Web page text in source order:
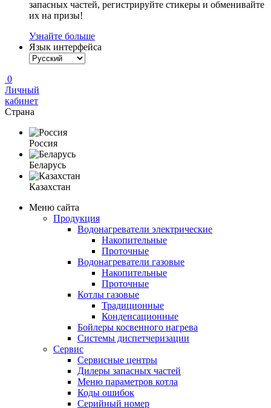
запасных частей, регистрируйте стикеры и обменивайте
их на призы!
Узнайте больше
Язык интерфейса
0
Личный
кабинет
Страна
Россия
Беларусь
Казахстан
Меню сайта
Продукция
Водонагреватели электрические
Накопительные
Проточные
Водонагреватели газовые
Накопительные
Проточные
Котлы газовые
Традиционные
Конденсационные
Бойлеры косвенного нагрева
Системы диспетчеризации
Сервис
Сервисные центры
Дилеры запасных частей
Меню параметров котла
Коды ошибок
Серийный номер